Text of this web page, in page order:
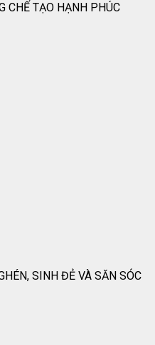
CHẾ TẠO HẠNH PHÚC
SINH ĐẺ VÀ SĂN SÓC